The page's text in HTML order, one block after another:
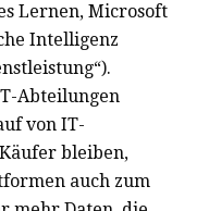
Lernen, Microsoft
Intelligenz
Abteilungen
von IT-
bleiben,
auch zum